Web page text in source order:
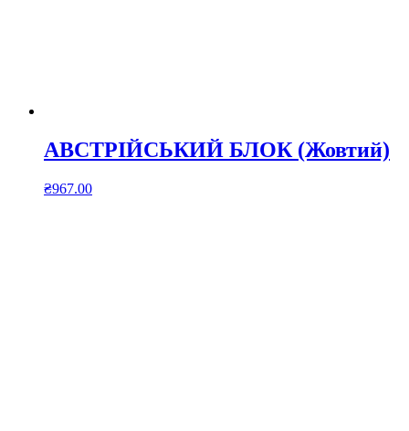
АВСТРІЙСЬКИЙ БЛОК (Жовтий)
₴967.00